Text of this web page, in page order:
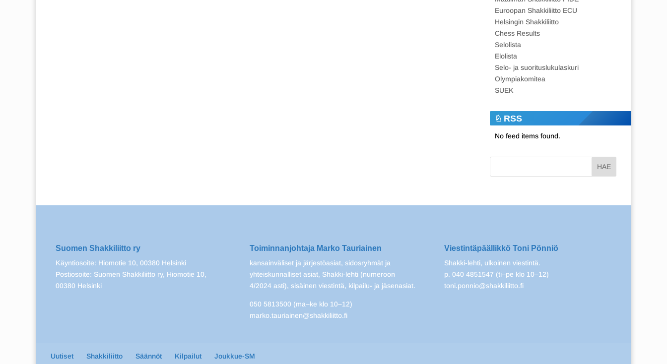
Euroopan Shakkiliitto ECU
Helsingin Shakkiliitto
Chess Results
Selolista
Elolista
Selo- ja suorituslukulaskuri
Olympiakomitea
SUEK
RSS
No feed items found.
Suomen Shakkiliitto ry
Käyntiosoite: Hiomotie 10, 00380 Helsinki
Postiosoite: Suomen Shakkiliitto ry, Hiomotie 10,
00380 Helsinki
Toiminnanjohtaja Marko Tauriainen
kansainväliset ja järjestöasiat, sidosryhmät ja
yhteiskunnalliset asiat, Shakki-lehti (numeroon
4/2024 asti), sisäinen viestintä, kilpailu- ja jäsenasiat.
050 5813500 (ma–ke klo 10–12)
marko.tauriainen@shakkiliitto.fi
Viestintäpäällikkö Toni Pönniö
Shakki-lehti, ulkoinen viestintä.
p. 040 4851547 (ti–pe klo 10–12)
toni.ponnio@shakkiliitto.fi
Uutiset Shakkiliitto Säännöt Kilpailut Joukkue-SM